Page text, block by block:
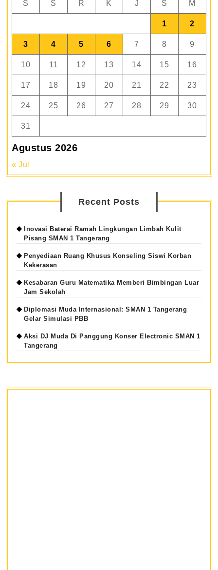
Agustus 2026
S S R K J S M
1 2
3 4 5 6 7 8 9
10 11 12 13 14 15 16
17 18 19 20 21 22 23
24 25 26 27 28 29 30
31
« Jul
Recent Posts
Inovasi Baterai Ramah Lingkungan Limbah Kulit
Pisang SMAN 1 Tangerang
Penyediaan Ruang Khusus Konseling Siswi Korban
Kekerasan
Kesabaran Guru Matematika Memberi Bimbingan Luar
Jam Sekolah
Diplomasi Muda Internasional: SMAN 1 Tangerang
Gelar Simulasi PBB
Aksi DJ Muda Di Panggung Konser Electronic SMAN 1
Tangerang